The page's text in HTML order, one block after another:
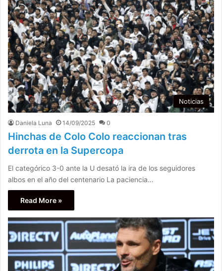
Noticias
Daniela Luna 14/09/2025 0
Hinchas de Colo Colo reaccionan tras
derrota en la Supercopa
El categórico 3-0 ante la U desató la ira de los seguidores
albos en el año del centenario La paciencia…
Read More »